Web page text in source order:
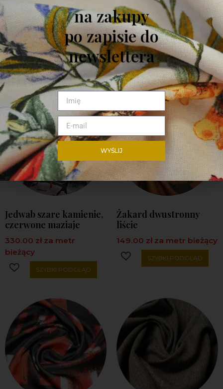
ZAPYTAJ O PRODUKT
PODOBNE PRODUKTY
Jedwab szare kamienie,
czerwone maziaje
330.00 zł za metr
bieżący
SZYBKI PODGLĄD
Żakard dwustronny
liście
149.00 zł za metr bieżący
SZYBKI PODGLĄD
na zakupy
po zapisie do
newslettera
WYŚLIJ